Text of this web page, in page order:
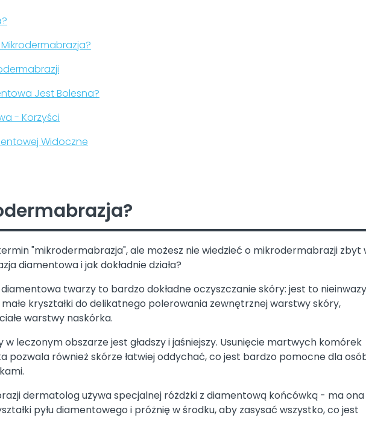
Jest Bolesna?
- Korzyści
Widoczne
"mikrodermabrazja", ale możesz nie wiedzieć o mikrodermabrazji zbyt
diamentowa i jak dokładnie działa?
twarzy to bardzo dokładne oczyszczanie skóry: jest to
kryształki do delikatnego polerowania zewnętrznej warstwy skóry,
warstwy naskórka.
leczonym obszarze jest gładszy i jaśniejszy. Usunięcie martwych komórek
pozwala również skórze łatwiej oddychać, co jest bardzo pomocne dla
dermatolog używa specjalnej różdżki z diamentową końcówką - ma ona
pyłu diamentowego i próżnię w środku, aby zasysać wszystko, co jest